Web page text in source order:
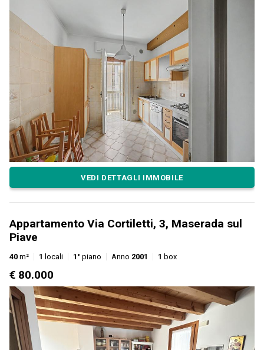
VEDI DETTAGLI IMMOBILE
Appartamento Via Cortiletti, 3, Maserada sul
Piave
40 m² 1 locali 1° piano Anno 2001 1 box
€ 80.000